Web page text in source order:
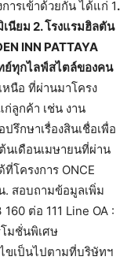
ารเข้าด้วยกัน ได้แก่ 1.
นียม 2. โรงแรมฮิลตัน
INN PATTAYA
ย์ทุกไลฟ์สไตล์ของคน
นือ ที่ผ่านมาโครง
ลูกค้า เช่น งาน
รึกษาเรื่องสินเชื่อเพื่อ
นเดือนเมษายนที่ผ่าน
โครงการ ONCE
. สอบถามข้อมูลเพิ่ม
ต่อ 111 Line OA :
มชั่นพิเศษ
ขเป็นไปตามที่บริษัทฯ